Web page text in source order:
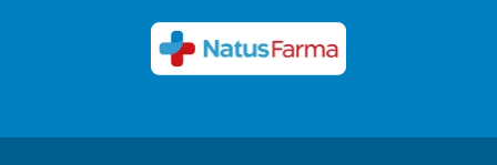
commodo, imperdiet sit pharetra mattis leo amet.